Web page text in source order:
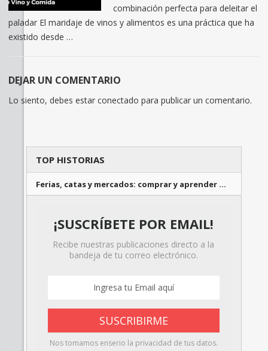
combinación perfecta para deleitar el
paladar El maridaje de vinos y alimentos es una práctica que ha
existido desde …
DEJAR UN COMENTARIO
Lo siento, debes estar conectado para publicar un comentario.
TOP HISTORIAS
Ferias, catas y mercados: comprar y aprender …
¡SUSCRÍBETE POR EMAIL!
Recibe nuestras publicaciones directo a la
bandeja de tu correo electrónico.
Nos tomamos enserio la privacidad de tus datos.